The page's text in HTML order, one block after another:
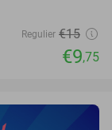
Regulier €15
€9,75